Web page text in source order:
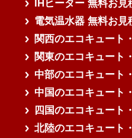
IHヒーター 無料お見
電気温水器 無料お見
関西のエコキュート
関東のエコキュート
中部のエコキュート
中国のエコキュート
四国のエコキュート
北陸のエコキュート